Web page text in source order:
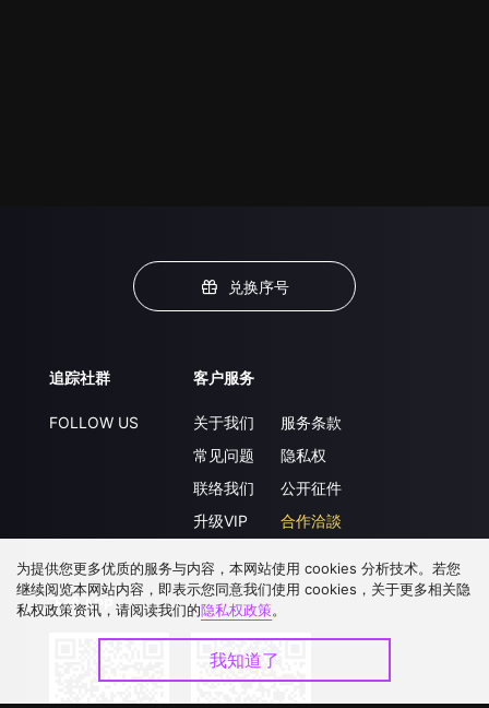
兑换序号
追踪社群
FOLLOW US
客户服务
关于我们
常见问题
联络我们
升级VIP
服务条款
隐私权
公开征件
合作洽談
下载 APP
为提供您更多优质的服务与内容，本网站使用 cookies 分析技术。若您
继续阅览本网站内容，即表示您同意我们使用 cookies，关于更多相关隐
私权政策资讯，请阅读我们的隐私权政策。
我知道了